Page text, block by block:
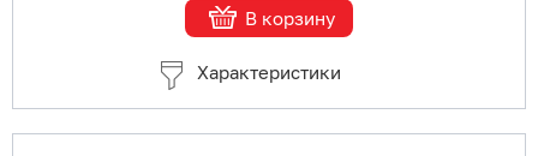
В корзину
Характеристики